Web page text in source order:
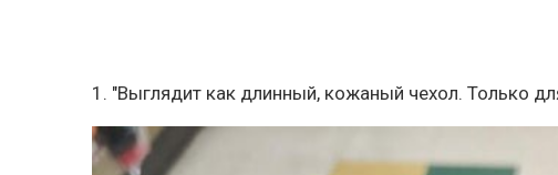
1. "Выглядит как длинный, кожаный чехол. Только